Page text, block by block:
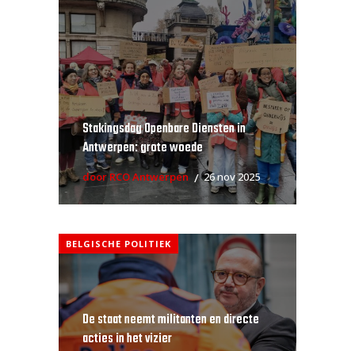
Stakingsdag Openbare Diensten in
Antwerpen: grote woede
door RCO Antwerpen 26 nov 2025
BELGISCHE POLITIEK
De staat neemt militanten en directe
acties in het vizier